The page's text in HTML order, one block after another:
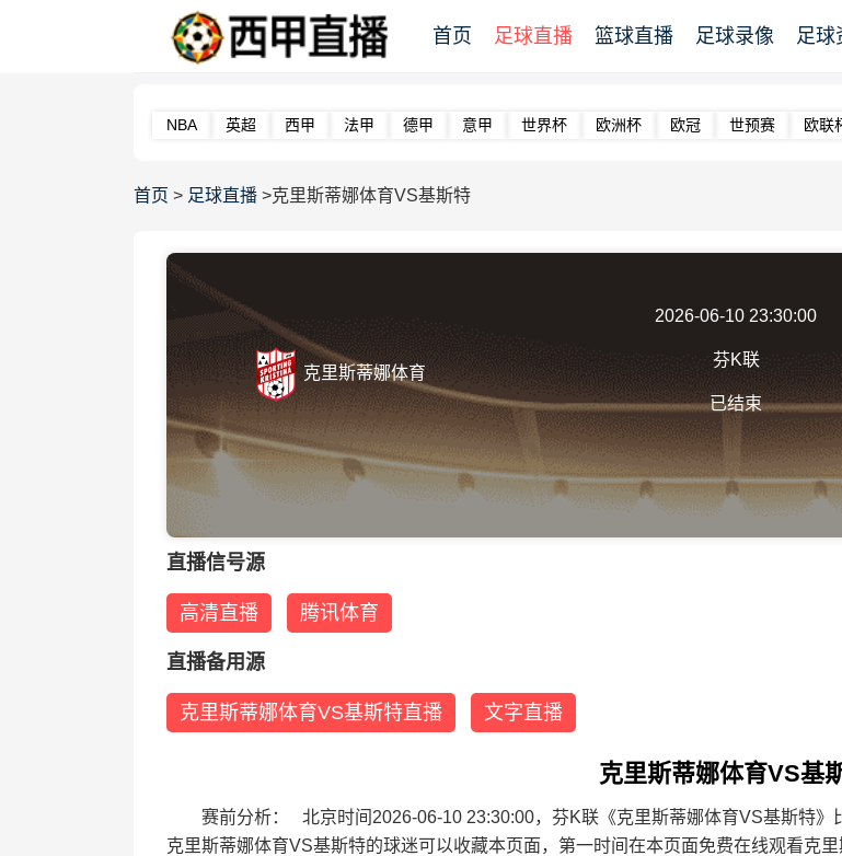
首页 足球直播 篮球直播 足球录像 足球
NBA 英超 西甲 法甲 德甲 意甲 世界杯 欧洲杯 欧冠 世预赛 欧联
首页 > 足球直播 >克里斯蒂娜体育VS基斯特
克里斯蒂娜体育
2026-06-10 23:30:00
芬K联
已结束
直播信号源
高清直播 腾讯体育
直播备用源
克里斯蒂娜体育VS基斯特直播 文字直播
克里斯蒂娜体育VS基
赛前分析： 北京时间2026-06-10 23:30:00，芬K联《克里斯蒂娜体育VS基斯特
克里斯蒂娜体育VS基斯特的球迷可以收藏本页面，第一时间在本页面免费在线观看克